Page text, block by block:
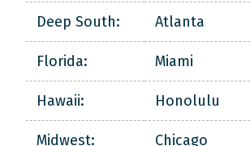
Deep South: Atlanta
Florida: Miami
Hawaii: Honolulu
Midwest: Chicago